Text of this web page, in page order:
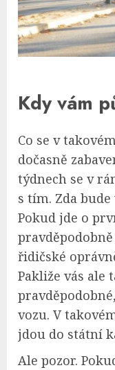
Kdy vám
Co se v
dočasně
týdnech se v
s tím. Zda
Pokud jde o
řidičské
Pakliže vás ale
vozu. V
jdou do státní
Ale pozor.